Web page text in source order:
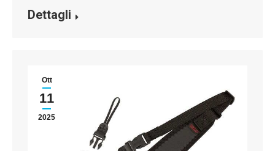
Dettagli
Ott
11
2025